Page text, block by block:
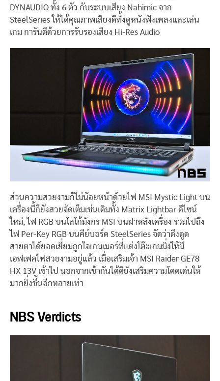
DYNAUDIO ทั้ง 6 ตัว กับระบบเสียง Nahimic จาก
SteelSeries ให้ได้คุณภาพเสียงดีทั้งดูหนังฟังเพลงและเล่น
เกม การันตีด้วยการรับรองเสียง Hi-Res Audio
ส่วนความสวยงามก็ไม่น้อยหน้าด้วยไฟ MSI Mystic Light บน
เครื่องนี้ก็ยังสวยจัดเต็มเช่นเดิมทั้ง Matrix Lightbar ดีไซน์
ใหม่, ไฟ RGB บนโลโก้มังกร MSI บนฝาหลังเครื่อง รวมไปถึง
ไฟ Per-Key RGB บนคีย์บอร์ด SteelSeries จัดว่าดึงดูด
สายตาได้ยอดเยี่ยมถูกใจเกมเมอร์ที่แต่งโต๊ะเกมมิ่งให้มี
เอฟเฟคไฟสวยงามอยู่แล้ว เมื่อเสริมเจ้า MSI Raider GE78
HX 13V เข้าไป นอกจากเข้ากันได้ดียังเสริมความโดดเด่นให้
มากยิ่งขึ้นอีกหลายเท่า
NBS Verdicts